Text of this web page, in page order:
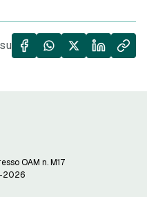
OAM n. M17
2026